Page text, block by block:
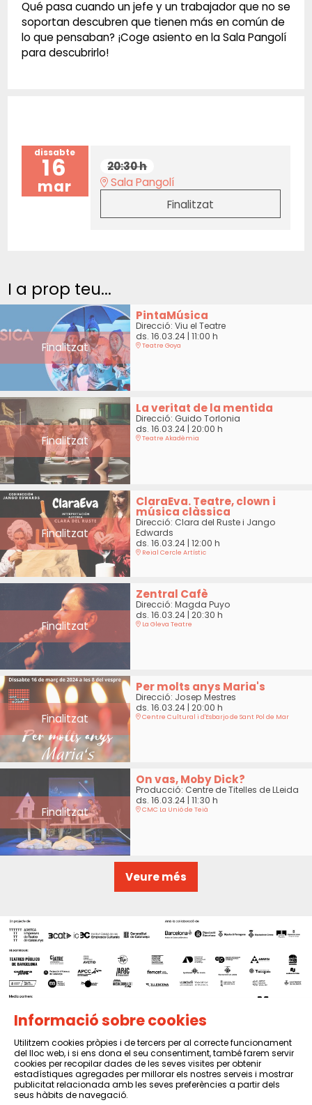
Qué pasa cuando un jefe y un trabajador que no se
soportan descubren que tienen más en común de
lo que pensaban? ¡Coge asiento en la Sala Pangolí
para descubrirlo!
dissabte
16
mar
20:30 h
Sala Pangolí
Finalitzat
I a prop teu...
Finalitzat
PintaMúsica
Direcció: Viu el Teatre
ds. 16.03.24| 11:00 h
Teatre Goya
Finalitzat
La veritat de la mentida
Direcció: Guido Torlonia
ds. 16.03.24| 20:00 h
Teatre Akadèmia
Finalitzat
ClaraEva. Teatre, clown i
música clàssica
Direcció: Clara del Ruste i Jango
Edwards
ds. 16.03.24| 12:00 h
Reial Cercle Artístic
Finalitzat
Zentral Cafè
Direcció: Magda Puyo
ds. 16.03.24| 20:30 h
La Gleva Teatre
Finalitzat
Per molts anys Maria's
Direcció: Josep Mestres
ds. 16.03.24| 20:00 h
Centre Cultural i d'Esbarjo de Sant Pol de Mar
Finalitzat
On vas, Moby Dick?
Producció: Centre de Titelles de LLeida
ds. 16.03.24| 11:30 h
CMC La Unió de Teià
Veure més
Sitemap | Avís Legal | Política de privacitat | Contactar
Informació sobre cookies
Utilitzem cookies pròpies i de tercers per al correcte funcionament
del lloc web, i si ens dona el seu consentiment, també farem servir
cookies per recopilar dades de les seves visites per obtenir
estadístiques agregades per millorar els nostres serveis i mostrar
publicitat relacionada amb les seves preferències a partir dels
seus hàbits de navegació.